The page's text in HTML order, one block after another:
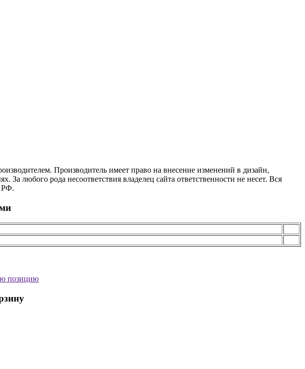
Производитель имеет право на внесение изменений в дизайн,
За любого рода несоответствия владелец сайта ответственности не несет. Вся
РФ.
позицию